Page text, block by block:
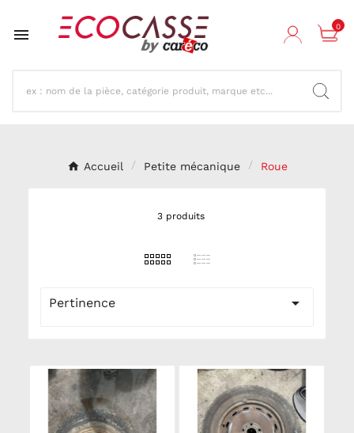
 0
Accueil Petite mécanique Roue
3 produits
Pertinence 